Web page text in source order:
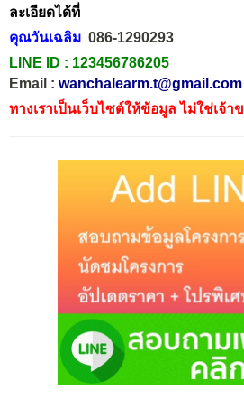
ละเอียดได้ที่
คุณวันเฉลิม 086-1290293
LINE ID : 123456786205
Email : wanchalearm.t@gmail.com
ทางเราเป็นเว็บไซต์ให้ข้อมูล ไม่ใช่เจ้า